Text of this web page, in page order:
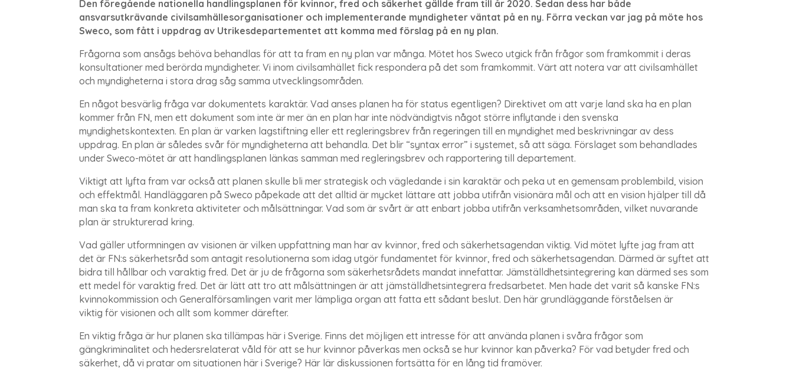
Den föregående nationella handlingsplanen för kvinnor, fred och säkerhet gällde fram till år 2020. Sedan dess har både
ansvarsutkrävande civilsamhällesorganisationer och implementerande myndigheter väntat på en ny. Förra veckan var jag på möte hos
Sweco, som fått i uppdrag av Utrikesdepartementet att komma med förslag på en ny plan.
Frågorna som ansågs behöva behandlas för att ta fram en ny plan var många. Mötet hos Sweco utgick från frågor som framkommit i deras
konsultationer med berörda myndigheter. Vi inom civilsamhället fick respondera på det som framkommit. Värt att notera var att civilsamhället
och myndigheterna i stora drag såg samma utvecklingsområden.
En något besvärlig fråga var dokumentets karaktär. Vad anses planen ha för status egentligen? Direktivet om att varje land ska ha en plan
kommer från FN, men ett dokument som inte är mer än en plan har inte nödvändigtvis något större inflytande i den svenska
myndighetskontexten. En plan är varken lagstiftning eller ett regleringsbrev från regeringen till en myndighet med beskrivningar av dess
uppdrag. En plan är således svår för myndigheterna att behandla. Det blir “syntax error” i systemet, så att säga. Förslaget som behandlades
under Sweco-mötet är att handlingsplanen länkas samman med regleringsbrev och rapportering till departement.
Viktigt att lyfta fram var också att planen skulle bli mer strategisk och vägledande i sin karaktär och peka ut en gemensam problembild, vision
och effektmål. Handläggaren på Sweco påpekade att det alltid är mycket lättare att jobba utifrån visionära mål och att en vision hjälper till då
man ska ta fram konkreta aktiviteter och målsättningar. Vad som är svårt är att enbart jobba utifrån verksamhetsområden, vilket nuvarande
plan är strukturerad kring.
Vad gäller utformningen av visionen är vilken uppfattning man har av kvinnor, fred och säkerhetsagendan viktig. Vid mötet lyfte jag fram att
det är FN:s säkerhetsråd som antagit resolutionerna som idag utgör fundamentet för kvinnor, fred och säkerhetsagendan. Därmed är syftet att
bidra till hållbar och varaktig fred. Det är ju de frågorna som säkerhetsrådets mandat innefattar. Jämställdhetsintegrering kan därmed ses som
ett medel för varaktig fred. Det är lätt att tro att målsättningen är att jämställdhetsintegrera fredsarbetet. Men hade det varit så kanske FN:s
kvinnokommission och Generalförsamlingen varit mer lämpliga organ att fatta ett sådant beslut. Den här grundläggande förståelsen är
viktig för visionen och allt som kommer därefter.
En viktig fråga är hur planen ska tillämpas här i Sverige. Finns det möjligen ett intresse för att använda planen i svåra frågor som
gängkriminalitet och hedersrelaterat våld för att se hur kvinnor påverkas men också se hur kvinnor kan påverka? För vad betyder fred och
säkerhet, då vi pratar om situationen här i Sverige? Här lär diskussionen fortsätta för en lång tid framöver.